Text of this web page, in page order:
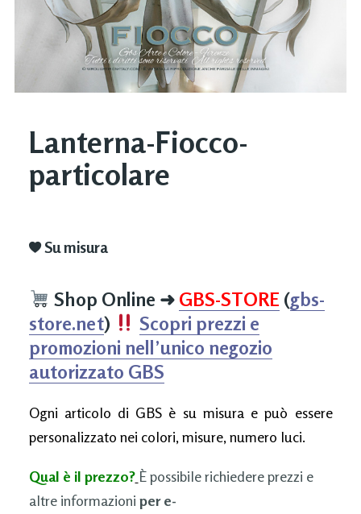
Lanterna-Fiocco-
particolare
Su misura
Shop Online ➜ GBS-STORE (gbs-
store.net)
Scopri prezzi e
promozioni nell’unico negozio
autorizzato GBS
Ogni articolo di GBS è su misura e può essere
personalizzato nei colori, misure, numero luci.
Qual è il prezzo? È possibile richiedere prezzi e
altre informazioni per e-